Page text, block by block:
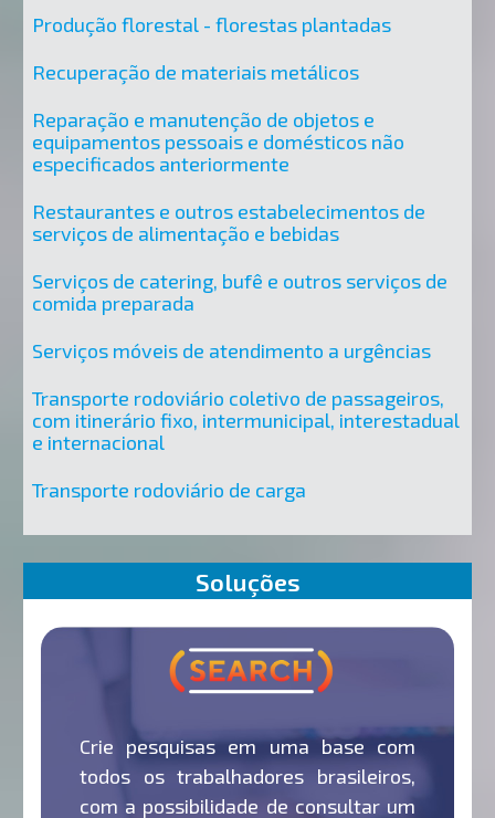
Produção florestal - florestas plantadas
Recuperação de materiais metálicos
Reparação e manutenção de objetos e
equipamentos pessoais e domésticos não
especificados anteriormente
Restaurantes e outros estabelecimentos de
serviços de alimentação e bebidas
Serviços de catering, bufê e outros serviços de
comida preparada
Serviços móveis de atendimento a urgências
Transporte rodoviário coletivo de passageiros,
com itinerário fixo, intermunicipal, interestadual
e internacional
Transporte rodoviário de carga
Soluções
Crie pesquisas em uma base com
todos os trabalhadores brasileiros,
com a possibilidade de consultar um